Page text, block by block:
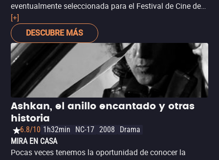
eventualmente seleccionada para el Festival de Cine de
Cannes en 2009. La docuficción de ‘Carcasas’ recae en
un personaje de la vida real, Jean-Paul Colmor, para
contar una historia con algunos elementos de verdad y
varios otros ficticios, a partir de sus interacciones con un
grupo de adolescentes discapacitados. La película es, al
menos en parte, una invitación a reflexionar sobre lo
poco que en verdad necesitamos para vivir, y lo mucho
que desperdiciamos en nuestro estilo de vida
convencional.
[+]
DESCUBRE MÁS
Ashkan, el anillo encantado y otras
historia
6.8/10 1h32min NC-17 2008
Drama
MIRA EN CASA
Pocas veces tenemos la oportunidad de conocer la